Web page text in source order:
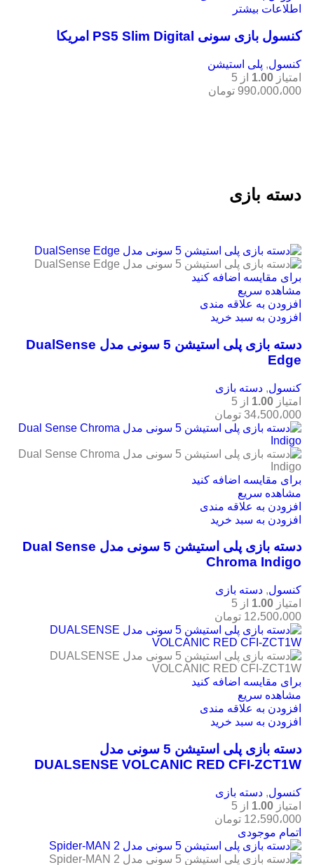
اطلاعات بیشتر
کنسول بازی سونی PS5 Slim Digital امریکا
کنسول, پلی استیشن
امتیاز 1.00 از 5
990،000،000 تومان
دسته بازی
برای مقایسه اضافه کنید
مشاهده سریع
افزودن به علاقه مندی
افزودن به سبد خرید
دسته بازی پلی استیشن 5 سونی مدل DualSense
Edge
کنسول, دسته بازی
امتیاز 1.00 از 5
34،500،000 تومان
برای مقایسه اضافه کنید
مشاهده سریع
افزودن به علاقه مندی
افزودن به سبد خرید
دسته بازی پلی استیشن 5 سونی مدل Dual Sense
Chroma Indigo
کنسول, دسته بازی
امتیاز 1.00 از 5
12،500،000 تومان
برای مقایسه اضافه کنید
مشاهده سریع
افزودن به علاقه مندی
افزودن به سبد خرید
دسته بازی پلی استیشن 5 سونی مدل
DUALSENSE VOLCANIC RED CFI-ZCT1W
کنسول, دسته بازی
امتیاز 1.00 از 5
12،590،000 تومان
اتمام موجودی